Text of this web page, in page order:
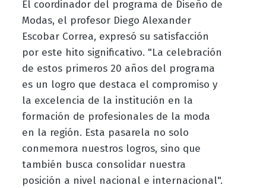
El coordinador del programa de Diseño de
Modas, el profesor Diego Alexander
Escobar Correa, expresó su satisfacción
por este hito significativo. "La celebración
de estos primeros 20 años del programa
es un logro que destaca el compromiso y
la excelencia de la institución en la
formación de profesionales de la moda
en la región. Esta pasarela no solo
conmemora nuestros logros, sino que
también busca consolidar nuestra
posición a nivel nacional e internacional".